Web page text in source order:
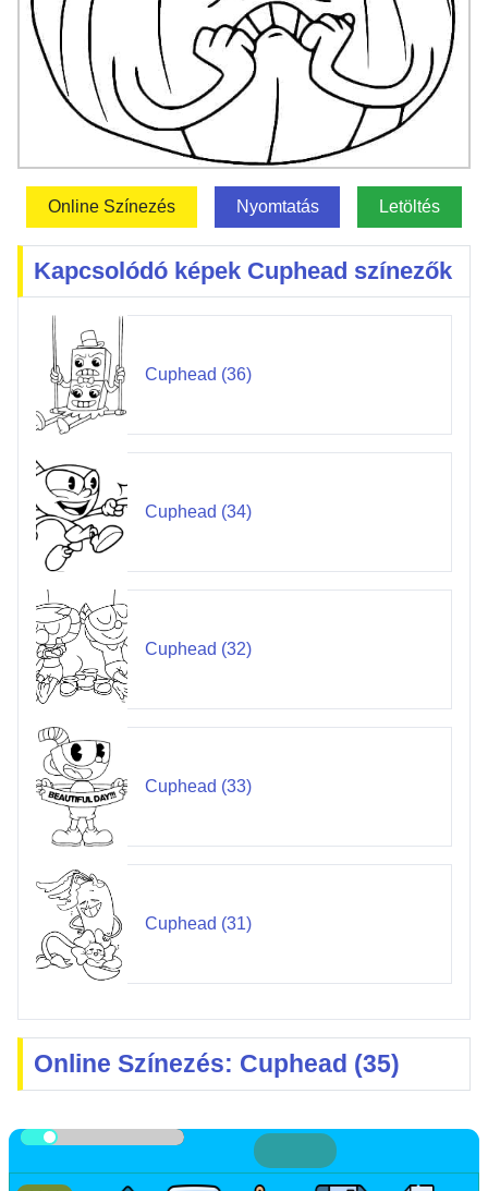
Online Színezés Nyomtatás Letöltés
Kapcsolódó képek Cuphead színezők
Cuphead (36)
Cuphead (34)
Cuphead (32)
Cuphead (33)
Cuphead (31)
Online Színezés: Cuphead (35)